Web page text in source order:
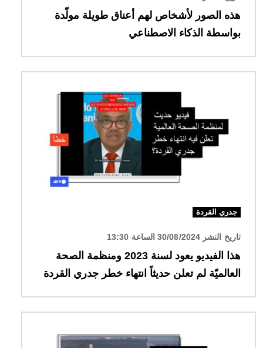
هذه الصور لأشخاص لهم أعناق طويلة مولّدة
بواسطة الذكاء الاصطناعي
جدري القردة
تاريخ النشر 30/08/2024 الساعة 13:30
هذا الفيديو يعود لسنة 2023 ومنظمة الصحة
العالميّة لم تعلن حديثاً انتهاء خطر جدري القردة